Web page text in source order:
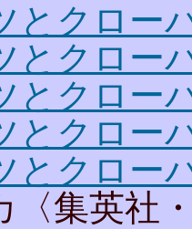
とクロー
とクロー
とクロー
とクロー
とクロー
集英社